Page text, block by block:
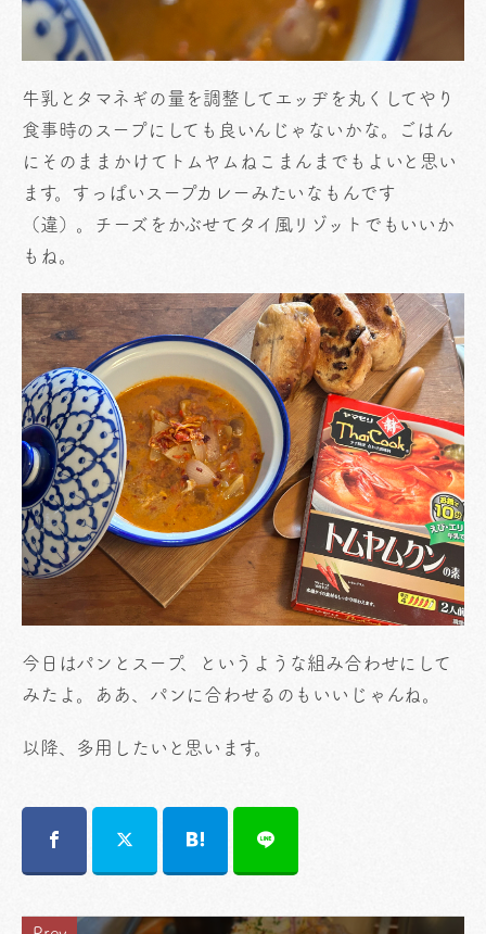
牛乳とタマネギの量を調整してエッヂを丸くしてやり
食事時のスープにしても良いんじゃないかな。ごはん
にそのままかけてトムヤムねこまんまでもよいと思い
ます。すっぱいスープカレーみたいなもんです
（違）。チーズをかぶせてタイ風リゾットでもいいか
もね。
今日はパンとスープ、というような組み合わせにして
みたよ。ああ、パンに合わせるのもいいじゃんね。
以降、多用したいと思います。